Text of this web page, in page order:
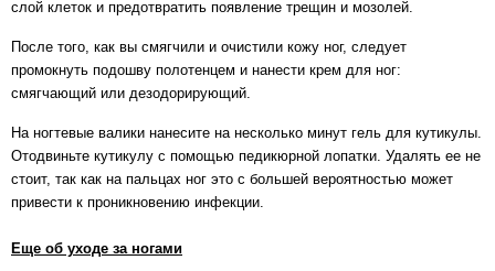
слой клеток и предотвратить появление трещин и мозолей.
После того, как вы смягчили и очистили кожу ног, следует
промокнуть подошву полотенцем и нанести крем для ног:
смягчающий или дезодорирующий.
На ногтевые валики нанесите на несколько минут гель для кутикулы.
Отодвиньте кутикулу с помощью педикюрной лопатки. Удалять ее не
стоит, так как на пальцах ног это с большей вероятностью может
привести к проникновению инфекции.
Еще об уходе за ногами